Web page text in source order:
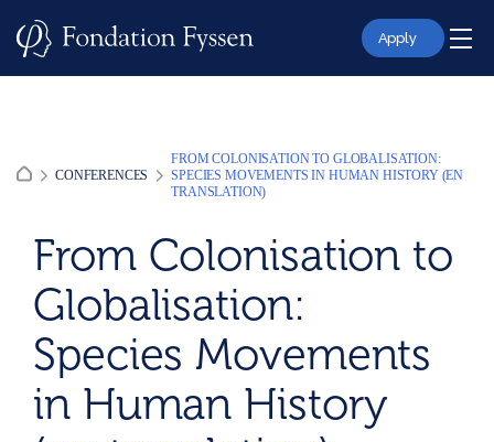
Apply
CONFERENCES
FROM COLONISATION TO GLOBALISATION:
SPECIES MOVEMENTS IN HUMAN HISTORY (EN
TRANSLATION)
From Colonisation to
Globalisation:
Species Movements
in Human History